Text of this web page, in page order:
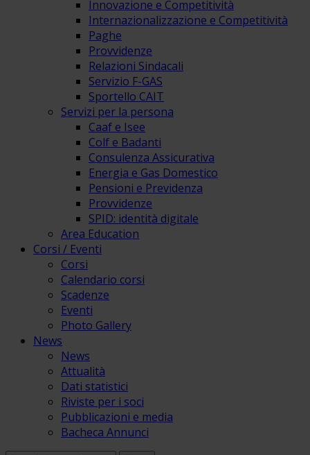
Innovazione e Competitività
Internazionalizzazione e Competitività
Paghe
Provvidenze
Relazioni Sindacali
Servizio F-GAS
Sportello CAIT
Servizi per la persona
Caaf e Isee
Colf e Badanti
Consulenza Assicurativa
Energia e Gas Domestico
Pensioni e Previdenza
Provvidenze
SPID: identità digitale
Area Education
Corsi / Eventi
Corsi
Calendario corsi
Scadenze
Eventi
Photo Gallery
News
News
Attualità
Dati statistici
Riviste per i soci
Pubblicazioni e media
Bacheca Annunci